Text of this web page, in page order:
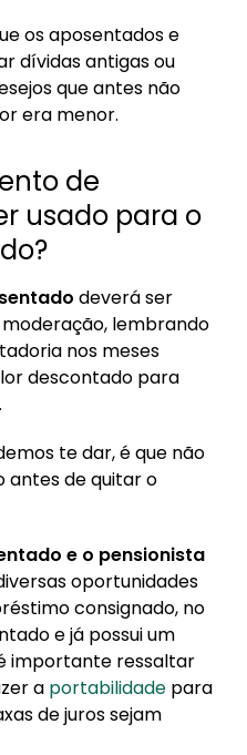
os aposentados e
dívidas antigas ou
que antes não
era menor.
de
usado para o
deverá ser
lembrando
nos meses
descontado para
te dar, é que não
antes de quitar o
e o pensionista
oportunidades
consignado, no
e já possui um
importante ressaltar
a portabilidade para
de juros sejam